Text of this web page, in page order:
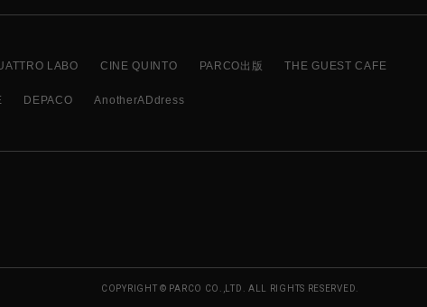
LABO CINE QUINTO PARCO出版 THE GUEST CAFE
DEPACO AnotherADdress
COPYRIGHT © PARCO CO.,LTD. ALL RIGHTS RESERVED.